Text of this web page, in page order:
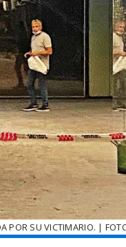
POR SU VICTIMARIO. |